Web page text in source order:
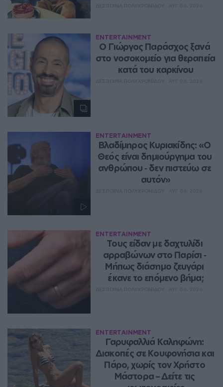
ENTERTAINMENT
O Γιώργος Παράσχος ξανά
στο νοσοκομείο για θεραπεία
κατά του καρκίνου
ENTERTAINMENT
Βλαδίμηρος Κυριακίδης: «Ο
Θεός είναι δημιούργημα του
ανθρώπου ‑ δεν πιστεύω σε
αυτόν»
ENTERTAINMENT
Τους είδαν με δαχτυλίδι
αρραβώνων στο Παρίσι ‑
Μήπως διάσημο ζευγάρι
έκανε το επόμενο βήμα;
ENTERTAINMENT
Γαρυφαλλιά Καληφώνη:
Διακοπές σε Κουφονήσια και
Πάρο, χωρίς τον Χρήστο
Μάστορα – Δείτε τις